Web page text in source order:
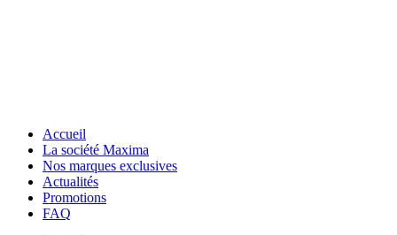
Accueil
La société Maxima
Nos marques exclusives
Actualités
Promotions
FAQ